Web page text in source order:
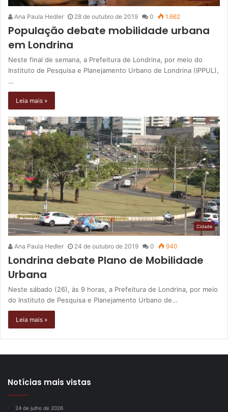
Ana Paula Hedler 28 de outubro de 2019 0 1.662
População debate mobilidade urbana
em Londrina
Neste final de semana, a Prefeitura de Londrina, por meio do
Instituto de Pesquisa e Planejamento Urbano de Londrina (IPPUL),
…
Leia mais »
Cidade
Ana Paula Hedler 24 de outubro de 2019 0 940
Londrina debate Plano de Mobilidade
Urbana
Neste sábado (26), às 9 horas, a Prefeitura de Londrina, por meio
do Instituto de Pesquisa e Planejamento Urbano de…
Leia mais »
Notícias mais vistas
24 de julho de 2026